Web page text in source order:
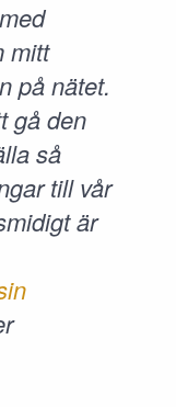
mitt
på nätet.
gå den
så
till vår
är